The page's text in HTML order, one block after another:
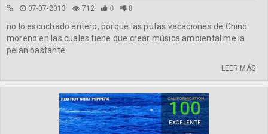
07-07-2013 712 0 0
no lo escuchado entero, porque las putas vacaciones de Chino
moreno en las cuales tiene que crear música ambiental me la
pelan bastante
LEER MÁS
100
EXCELENTE